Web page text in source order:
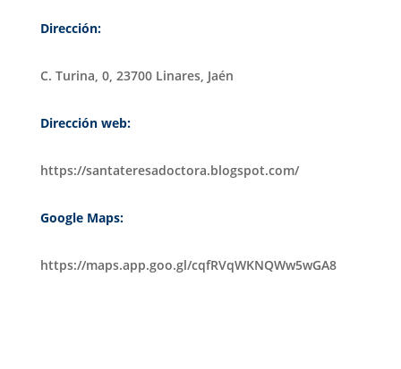
Dirección:
C. Turina, 0, 23700 Linares, Jaén
Dirección web:
https://santateresadoctora.blogspot.com/
Google Maps:
https://maps.app.goo.gl/cqfRVqWKNQWw5wGA8